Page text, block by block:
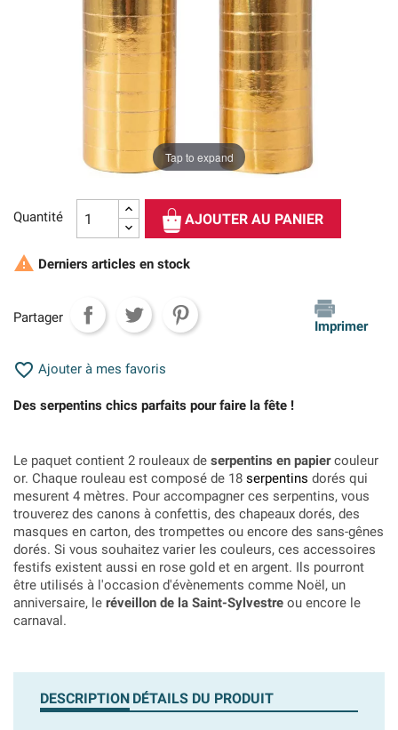
Tap to expand
Quantité AJOUTER AU PANIER
 Derniers articles en stock
Partager
Imprimer
 Ajouter à mes favoris
Des serpentins chics parfaits pour faire la fête !
Le paquet contient 2 rouleaux de serpentins en papiercouleur
or. Chaque rouleau est composé de 18 serpentins dorés qui
mesurent 4 mètres. Pour accompagner ces serpentins, vous
trouverez des canons à confettis, des chapeaux dorés, des
masques en carton, des trompettes ou encore des sans-gênes
dorés. Si vous souhaitez varier les couleurs, ces accessoires
festifs existent aussi en rose gold et en argent. Ils pourront
être utilisés à l'occasion d'évènements comme Noël, un
anniversaire, le réveillon de la Saint-Sylvestre ou encore le
carnaval.
DESCRIPTION DÉTAILS DU PRODUIT